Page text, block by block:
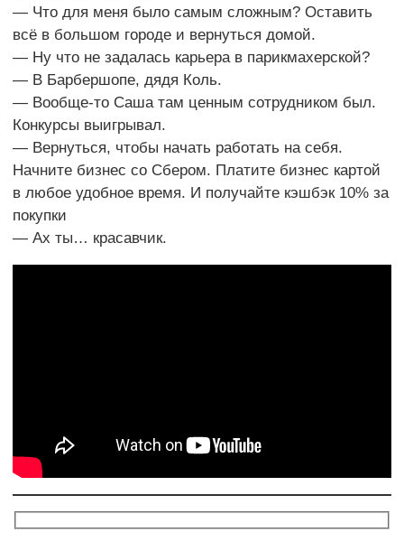
— Что для меня было самым сложным? Оставить
всё в большом городе и вернуться домой.
— Ну что не задалась карьера в парикмахерской?
— В Барбершопе, дядя Коль.
— Вообще-то Саша там ценным сотрудником был.
Конкурсы выигрывал.
— Вернуться, чтобы начать работать на себя.
Начните бизнес со Сбером. Платите бизнес картой
в любое удобное время. И получайте кэшбэк 10% за
покупки
— Ах ты… красавчик.